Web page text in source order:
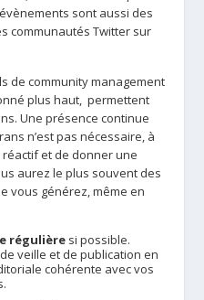
sont aussi des
communautés Twitter sur
de community management
plus haut, permettent
Une présence continue
n’est pas nécessaire, à
et de donner une
aurez le plus souvent des
vous générez, même en
régulièresi possible.
veille et de publication en
cohérente avec vos